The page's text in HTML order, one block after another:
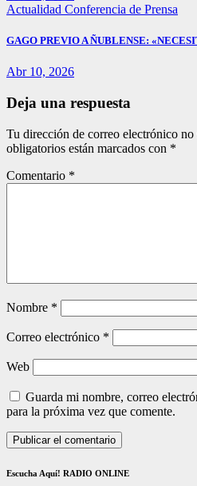
Actualidad Conferencia de Prensa
GAGO PREVIO A ÑUBLENSE:
Abr 10, 2026
Deja una respuesta
Tu dirección de correo electrónico no
obligatorios están marcados con *
Comentario *
Nombre *
Correo electrónico *
Web
Guarda mi nombre, correo
para la próxima vez que comente.
Escucha Aquí! RADIO ONLINE